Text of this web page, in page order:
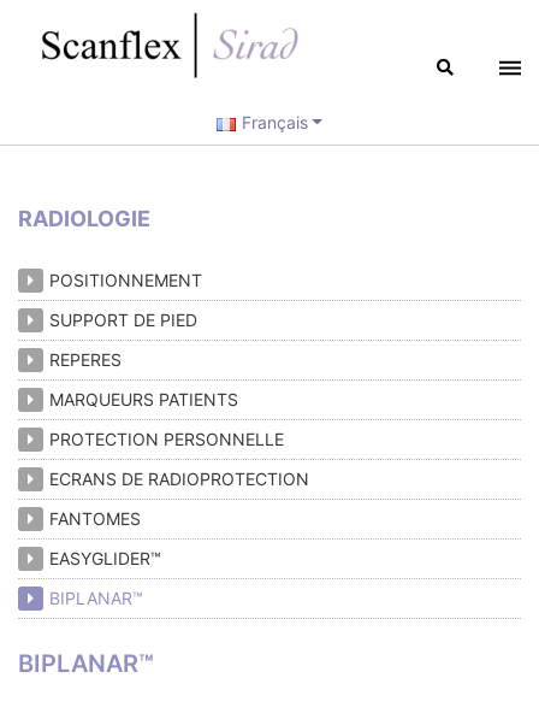
Français
RADIOLOGIE
POSITIONNEMENT
SUPPORT DE PIED
REPERES
MARQUEURS PATIENTS
PROTECTION PERSONNELLE
ECRANS DE RADIOPROTECTION
FANTOMES
EASYGLIDER™
BIPLANAR™
BIPLANAR™